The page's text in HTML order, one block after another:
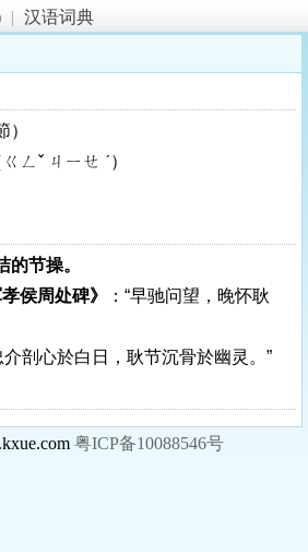
| 汉语词典
ㄥˇ ㄐㄧㄝ ˊ）
节操。
侯周处碑》
：“早驰问望，晚怀耿
介剖心於白日，耿节沉骨於幽灵。”
粤ICP备10088546号